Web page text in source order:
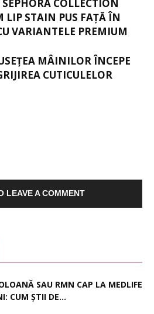
COLLECTION
LIP STAIN PUS FAȚĂ ÎN
VARIANTELE PREMIUM
MÂINILOR ÎNCEPE
CUTICULELOR
LEAVE A COMMENT
SAU RMN CAP LA MEDLIFE
CUM ȘTII DE...